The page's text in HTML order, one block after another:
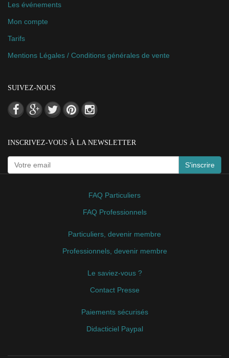
Les événements
Mon compte
Tarifs
Mentions Légales / Conditions générales de vente
SUIVEZ-NOUS
INSCRIVEZ-VOUS À LA NEWSLETTER
S'inscrire
FAQ Particuliers
FAQ Professionnels
Particuliers, devenir membre
Professionnels, devenir membre
Le saviez-vous ?
Contact Presse
Paiements sécurisés
Didacticiel Paypal